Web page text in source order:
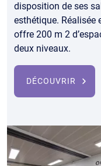
disposition de ses
esthétique. Réalisée
offre 200 m 2
deux niveaux.
DÉCOUVRIR